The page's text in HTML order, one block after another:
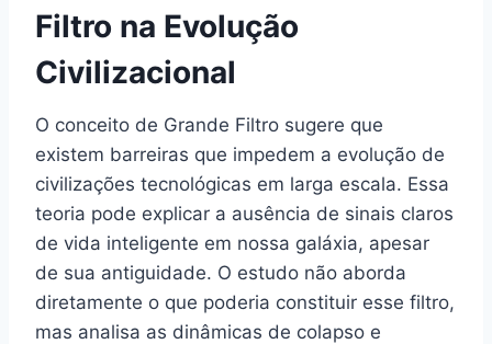
Filtro na Evolução
Civilizacional
O conceito de Grande Filtro sugere que
existem barreiras que impedem a evolução de
civilizações tecnológicas em larga escala. Essa
teoria pode explicar a ausência de sinais claros
de vida inteligente em nossa galáxia, apesar
de sua antiguidade. O estudo não aborda
diretamente o que poderia constituir esse filtro,
mas analisa as dinâmicas de colapso e